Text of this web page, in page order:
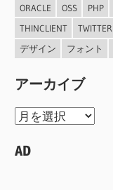
ORACLE
OSS PHP
THINCLIENT
TWITTER
デザイン
フォント
アーカイブ
ア
カ
AD